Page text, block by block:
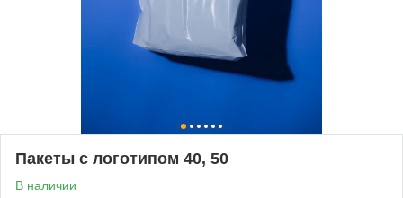
Пакеты с логотипом 40, 50
В наличии